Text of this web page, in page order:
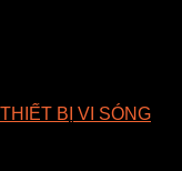
BỊ VI SÓNG